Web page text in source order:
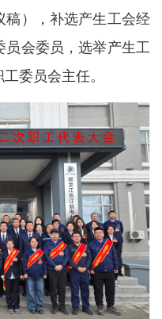
稿），补选产生工会经
员会委员，选举产生工
委员会主任。